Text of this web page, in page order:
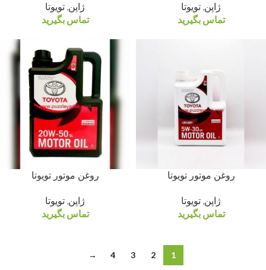
ژاپن, تویوتا
تماس بگیرید
ژاپن, تویوتا
تماس بگیرید
روغن موتور تویوتا
ژاپن, تویوتا
تماس بگیرید
روغن موتور تویوتا
ژاپن, تویوتا
تماس بگیرید
1
2
3
4
→